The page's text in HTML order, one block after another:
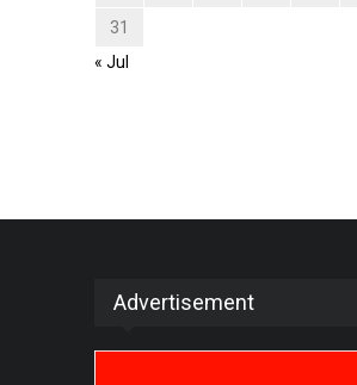
31
« Jul
Advertisement